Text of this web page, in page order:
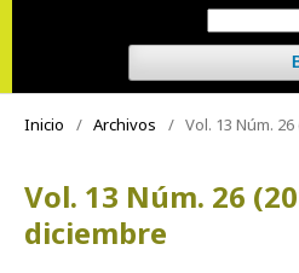
Inicio / Archivos / Vol. 13 Núm.
Vol. 13 Núm. 26
diciembre